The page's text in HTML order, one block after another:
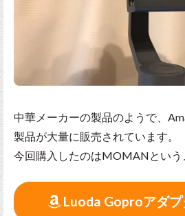
中華メーカーの製品のようで、
製品が大量に販売されています。
今回購入したのはMOMANという
Luoda Goproアダプ